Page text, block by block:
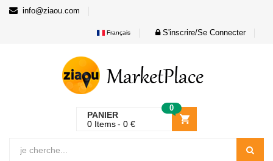
info@ziaou.com
Français S'inscrire/Se Connecter
PANIER
0
0 Items 0 €